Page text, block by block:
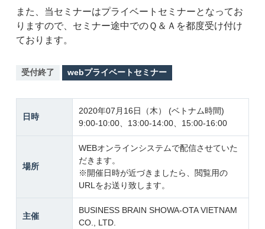
また、当セミナーはプライベートセミナーとなってお
りますので、セミナー途中でのＱ＆Ａを都度受け付け
ております。
受付終了 webプライベートセミナー
日時
2020年07月16日（木） (ベトナム時間)
9:00-10:00、13:00-14:00、15:00-16:00
場所
WEBオンラインシステムで配信させていた
だきます。
※開催日時が近づきましたら、閲覧用の
URLをお送り致します。
主催
BUSINESS BRAIN SHOWA-OTA VIETNAM
CO., LTD.